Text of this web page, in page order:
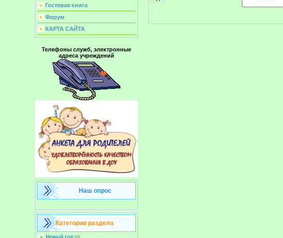
Гостевая книга
Форум
КАРТА САЙТА
Телефоны служб, электронные
адреса учреждений
Наш опрос
Категории раздела